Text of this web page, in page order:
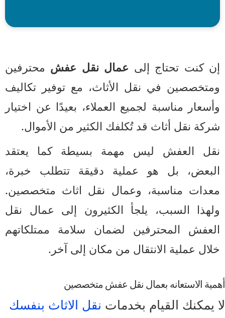
كنت تحتاج إلى عمال نقل عفشمحترفين
في نقل الأثاث، مع توفير تكاليف
مناسبة لجميع العملاء، بعيدًا عن اختيار
نقل أثاث قد تُكلفك الكثير من الأموال.
العفش ليس مهمة بسيطة كما يعتقد
بل هو عملية دقيقة تتطلب خبرة،
مناسبة، وعمال نقل اثاث متخصصين.
السبب، يلجأ الكثيرون إلى عمال نقل
المحترفين لضمان سلامة ممتلكاتهم
عملية الانتقال من مكان إلى آخر.
الاستعانه بعمال نقل عفش متخصصين
يمكنك القيام بخدماتنقل الاثاث بنفسك